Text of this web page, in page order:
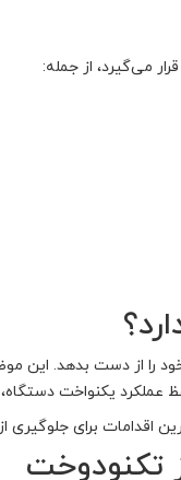
می‌گیرد، از جمله:
را از دست بدهد. این
عملکرد یکنواخت
اقدامات برای
تکنودوخت